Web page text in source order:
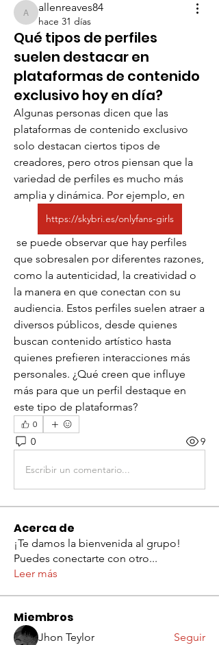
allenreaves84
allenreaves84
hace 31 días
Qué tipos de perfiles
suelen destacar en
plataformas de contenido
exclusivo hoy en día?
Algunas personas dicen que las
plataformas de contenido exclusivo
solo destacan ciertos tipos de
creadores, pero otros piensan que la
variedad de perfiles es mucho más
amplia y dinámica. Por ejemplo, en
https://skybri.es/onlyfans-girls
que sobresalen por diferentes razones,
como la autenticidad, la creatividad o
la manera en que conectan con su
audiencia. Estos perfiles suelen atraer a
diversos públicos, desde quienes
buscan contenido artístico hasta
quienes prefieren interacciones más
personales. ¿Qué creen que influye
más para que un perfil destaque en
este tipo de plataformas?
0
0 9
Escribir un comentario...
Acerca de
¡Te damos la bienvenida al grupo!
Puedes conectarte con otro...
Leer más
Miembros
Jhon Teylor
Seguir